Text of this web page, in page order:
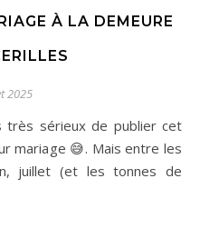
À LA DEMEURE
2025
mariage 😅. Mais entre les
juillet (et les tonnes de